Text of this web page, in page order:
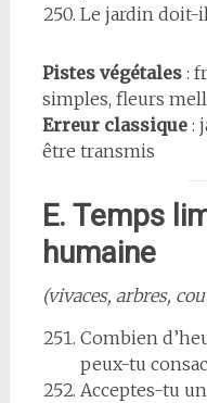
Le jardin doit-
Pistes végétales:
simples, fleurs
Erreur classique:
être transmis
E. Temps
humaine
(vivaces, arbres,
Combien
peux-tu
Acceptes-tu